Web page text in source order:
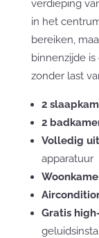
verdieping
in het
bereiken,
binnenzijde
zonder last
2
2
Volledig
apparatuur
Gratis